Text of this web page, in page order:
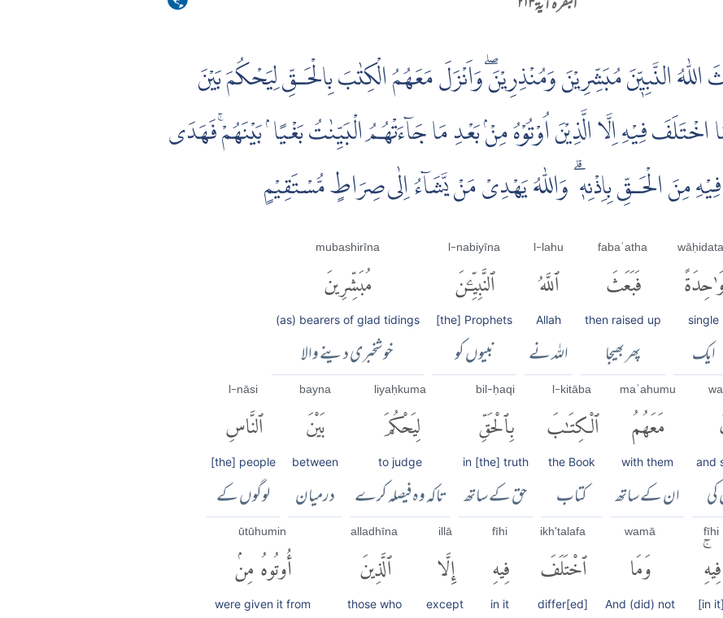
النَّبِيّٖنَ مُبَشِّرِيْنَ وَمُنْذِرِيْنَۖ وَاَنْزَلَ مَعَهُمُ الْكِتٰبَ بِالْحَـقِّ لِيَحْكُمَ بَيْنَ
اخْتَلَفَ فِيْهِ اِلَّا الَّذِيْنَ اُوْتُوْهُ مِنْۢ بَعْدِ مَا جَاۤءَتْهُمُ الْبَيِّنٰتُ بَغْيًا ۢ بَيْنَهُمْۚ فَهَدَى
فِيْهِ مِنَ الْحَـقِّ بِاِذْنِهٖ ۗ وَاللّٰهُ يَهْدِىْ مَنْ يَّشَاۤءُ اِلٰى صِرَاطٍ مُّسْتَقِيْمٍ
single
ایک
fabaʿatha
فَبَعَثَ
then raised up
پھر بھیجا
l-lahu
ٱللَّهُ
Allah
اللہ نے
l-nabiyīna
ٱلنَّبِيِّۦنَ
[the] Prophets
نبیوں کو
mubashirīna
مُبَشِّرِينَ
(as) bearers of glad tidings
خوشخبری دینے والا
and
maʿahumu
مَعَهُمُ
with them
ان کے ساتھ
l-kitāba
ٱلْكِتَٰبَ
the Book
کتاب
bil-ḥaqi
بِٱلْحَقِّ
in [the] truth
حق کے ساتھ
liyaḥkuma
لِيَحْكُمَ
to judge
تاکہ وہ فیصلہ کرے
bayna
بَيْنَ
between
درمیان
l-nāsi
ٱلنَّاسِ
[the] people
لوگوں کے
fīhi
فِيهِۚ
[in it]
wamā
وَمَا
And (did) not
ikh'talafa
ٱخْتَلَفَ
differ[ed]
fīhi
فِيهِ
in it
illā
إِلَّا
except
alladhīna
ٱلَّذِينَ
those who
ūtūhu min
أُوتُوهُ مِنۢ
were given it from